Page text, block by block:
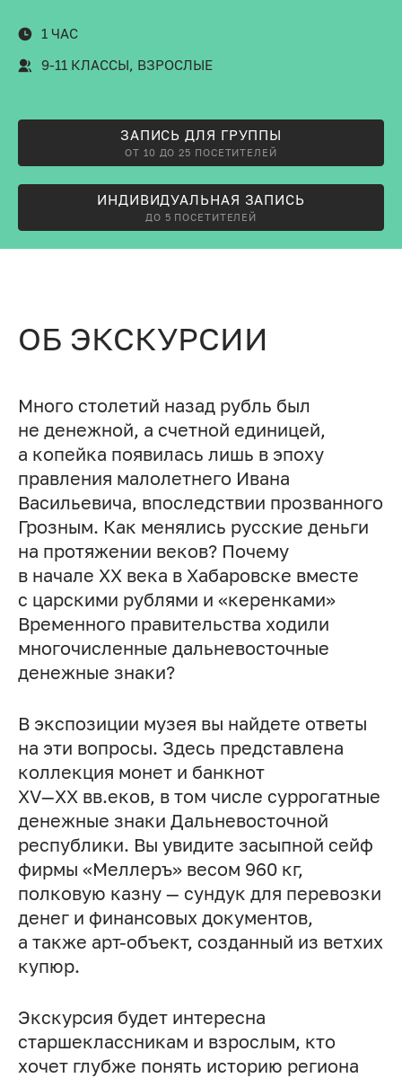
1 ЧАС
9-11 КЛАССЫ, ВЗРОСЛЫЕ
ЗАПИСЬ ДЛЯ ГРУППЫ
ОТ 10 ДО 25 ПОСЕТИТЕЛЕЙ
ИНДИВИДУАЛЬНАЯ ЗАПИСЬ
ДО 5 ПОСЕТИТЕЛЕЙ
ОБ ЭКСКУРСИИ
Много столетий назад рубль был
не денежной, а счетной единицей,
а копейка появилась лишь в эпоху
правления малолетнего Ивана
Васильевича, впоследствии прозванного
Грозным. Как менялись русские деньги
на протяжении веков? Почему
в начале XX века в Хабаровске вместе
с царскими рублями и «керенками»
Временного правительства ходили
многочисленные дальневосточные
денежные знаки?
В экспозиции музея вы найдете ответы
на эти вопросы. Здесь представлена
коллекция монет и банкнот
XV—XX вв.еков, в том числе суррогатные
денежные знаки Дальневосточной
республики. Вы увидите засыпной сейф
фирмы «Меллеръ» весом 960 кг,
полковую казну — сундук для перевозки
денег и финансовых документов,
а также арт-объект, созданный из ветхих
купюр.
Экскурсия будет интересна
старшеклассникам и взрослым, кто
хочет глубже понять историю региона